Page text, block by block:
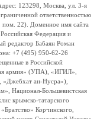
123298, Москва, ул. 3-я
ответственностью
22). Доменное имя сайта
Федерация и
редактор Бабаян Роман
+7 (495) 950-62-26
в Российской
армия» (УПА), «ИГИЛ»,
ан-Нусра»),
Национал-Большевистская
крымско-татарского
Корчинского,